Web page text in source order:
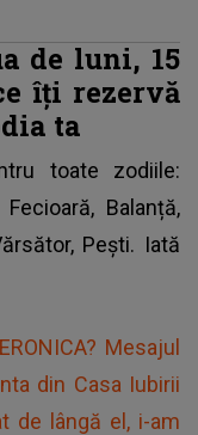
de luni, 15
îți rezervă
ta
toate zodiile:
Balanță,
Pești. Iată
Mesajul
din Casa Iubirii
de lângă el, i-am